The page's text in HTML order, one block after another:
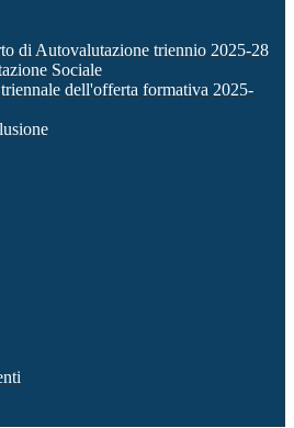
di Autovalutazione triennio 2025-28
Sociale
dell'offerta formativa 2025-